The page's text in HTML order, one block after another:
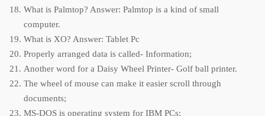
What is Palmtop? Answer: Palmtop is a kind of small
computer.
What is XO? Answer: Tablet Pc
Properly arranged data is called- Information;
Another word for a Daisy Wheel Printer- Golf ball printer.
The wheel of mouse can make it easier scroll through
documents;
MS-DOS is operating system for IBM PCs;